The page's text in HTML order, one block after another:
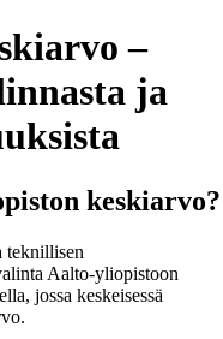
–
ja
keskiarvo?
teknillisen
Aalto-yliopistoon
jossa keskeisessä